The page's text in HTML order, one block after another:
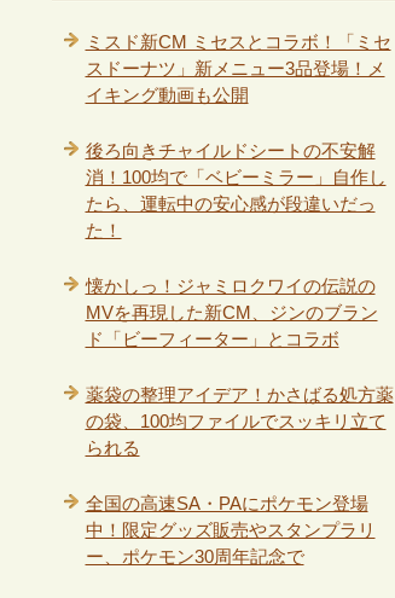
ミスド新CM ミセスとコラボ！「ミセ
スドーナツ」新メニュー3品登場！メ
イキング動画も公開
後ろ向きチャイルドシートの不安解
消！100均で「ベビーミラー」自作し
たら、運転中の安心感が段違いだっ
た！
懐かしっ！ジャミロクワイの伝説の
MVを再現した新CM、ジンのブラン
ド「ビーフィーター」とコラボ
薬袋の整理アイデア！かさばる処方薬
の袋、100均ファイルでスッキリ立て
られる
全国の高速SA・PAにポケモン登場
中！限定グッズ販売やスタンプラリ
ー、ポケモン30周年記念で